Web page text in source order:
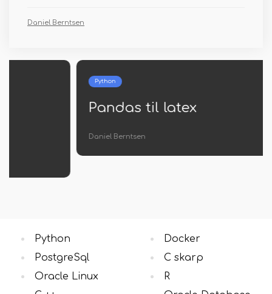
Daniel Berntsen
Pandas til latex
Python
PostgreSql
Oracle Linux
Docker
C skarp
R